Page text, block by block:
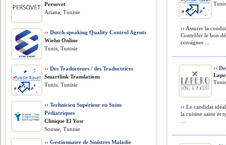
›› Assurer la
Contrôler le bon
consignes ...
››
›› Le candidat
la cuisine saine et
Persovet
Ariana, Tunisie
›› Dutch-speaking Quality Control Agents
Wiehu Online
Tunis, Tunisie
›› Des Traducteurs / des Traductrices
Smartlink Translations
Tunis, Tunisie
›› Technicien Supérieur en Soins
Pédiatriques
Clinique El Yosr
Sousse, Tunisie
›› Gestionnaire de Sinistres Maladie